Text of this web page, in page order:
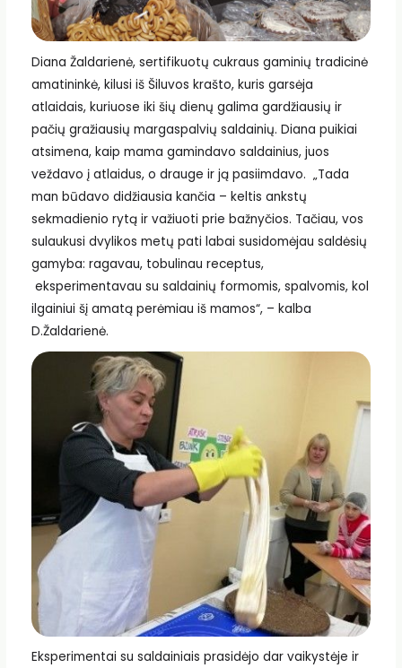
Diana Žaldarienė, sertifikuotų cukraus gaminių tradicinė
amatininkė, kilusi iš Šiluvos krašto, kuris garsėja
atlaidais, kuriuose iki šių dienų galima gardžiausių ir
pačių gražiausių margaspalvių saldainių. Diana puikiai
atsimena, kaip mama gamindavo saldainius, juos
veždavo į atlaidus, o drauge ir ją pasiimdavo. „Tada
man būdavo didžiausia kančia – keltis ankstų
sekmadienio rytą ir važiuoti prie bažnyčios. Tačiau, vos
sulaukusi dvylikos metų pati labai susidomėjau saldėsių
gamyba: ragavau, tobulinau receptus,
eksperimentavau su saldainių formomis, spalvomis, kol
ilgainiui šį amatą perėmiau iš mamos“, – kalba
D.Žaldarienė.
Eksperimentai su saldainiais prasidėjo dar vaikystėje ir